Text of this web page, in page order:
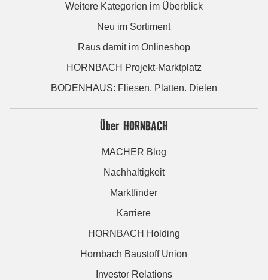
Weitere Kategorien im Überblick
Neu im Sortiment
Raus damit im Onlineshop
HORNBACH Projekt-Marktplatz
BODENHAUS: Fliesen. Platten. Dielen
Über HORNBACH
MACHER Blog
Nachhaltigkeit
Marktfinder
Karriere
HORNBACH Holding
Hornbach Baustoff Union
Investor Relations